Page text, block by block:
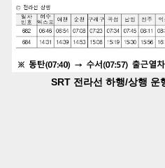
SRT 전라선 하행/상행 운